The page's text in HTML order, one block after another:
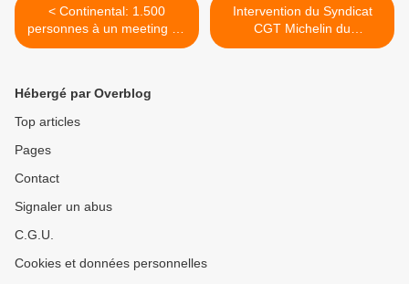
< Continental: 1.500
personnes à un meeting de
soutien aux ouvriers
Intervention du Syndicat
CGT Michelin du
29/09/2009 (AG de rentrée
Hébergé par Overblog
Top articles
Pages
Contact
Signaler un abus
C.G.U.
Cookies et données personnelles